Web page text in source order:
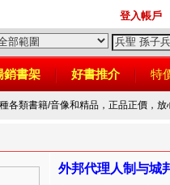
登入帳戶
銷書架 好書推介 特
各類書籍/音像和精品，正品正價，
外邦代理人制与城